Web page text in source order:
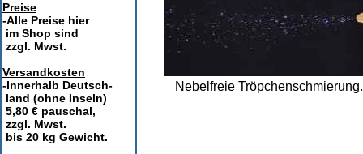
Preise
-Alle Preise hier
im Shop sind
zzgl. Mwst.
Versandkosten
-Innerhalb Deutsch-
land (ohne Inseln)
5,80 € pauschal,
zzgl. Mwst.
bis 20 kg Gewicht.
Nebelfreie Tröpchenschmierung.